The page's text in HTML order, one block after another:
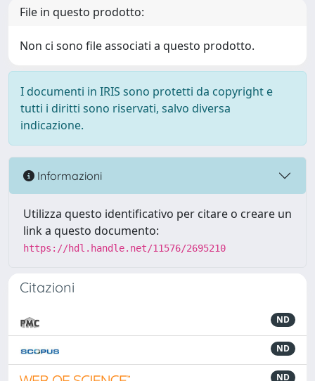
File in questo prodotto:
Non ci sono file associati a questo prodotto.
I documenti in IRIS sono protetti da copyright e
tutti i diritti sono riservati, salvo diversa
indicazione.
Informazioni
Utilizza questo identificativo per citare o creare un
link a questo documento:
https://hdl.handle.net/11576/2695210
Citazioni
ND
ND
ND